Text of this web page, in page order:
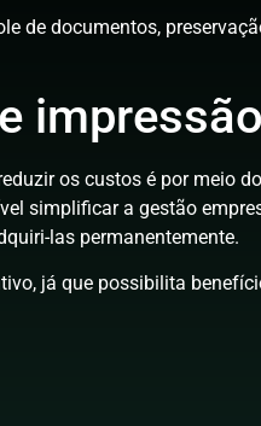
de documentos,
impressão
os custos é por meio do
simplificar a gestão
las permanentemente.
já que possibilita